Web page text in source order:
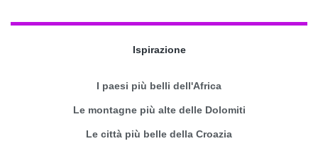
Ispirazione
I paesi più belli dell'Africa
Le montagne più alte delle Dolomiti
Le città più belle della Croazia